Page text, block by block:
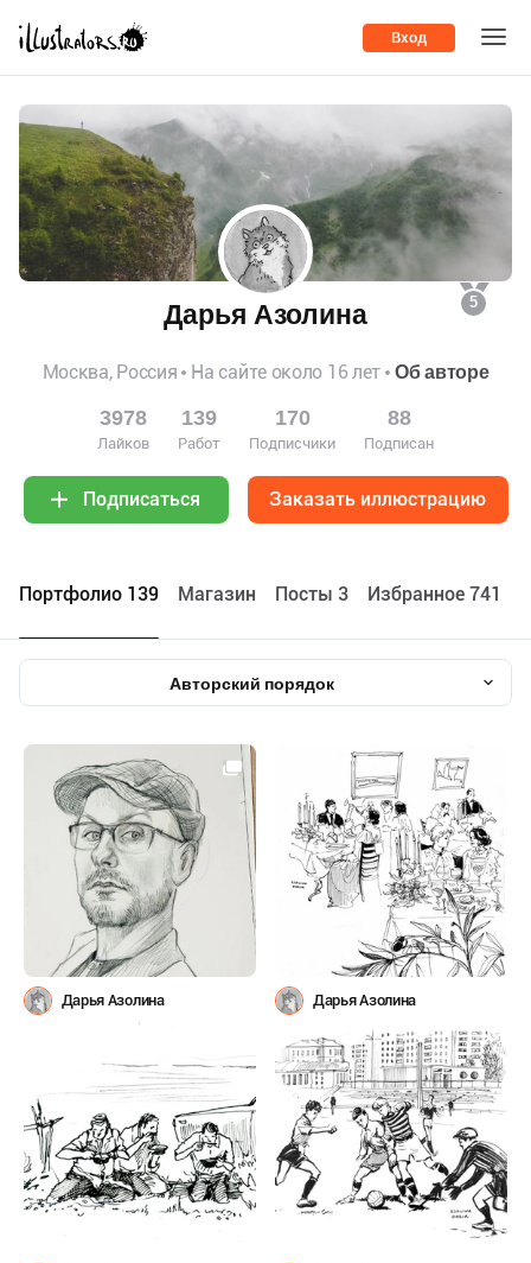
Вход
5
Дарья Азолина
Москва, Россия На сайте около 16 лет Об авторе
3978
Лайков
139
Работ
170
Подписчики
88
Подписан
Подписаться Заказать иллюстрацию
Портфолио 139 Maгазин Посты 3 Избранное 741
Авторский порядок
Дарья Азолина Дарья Азолина